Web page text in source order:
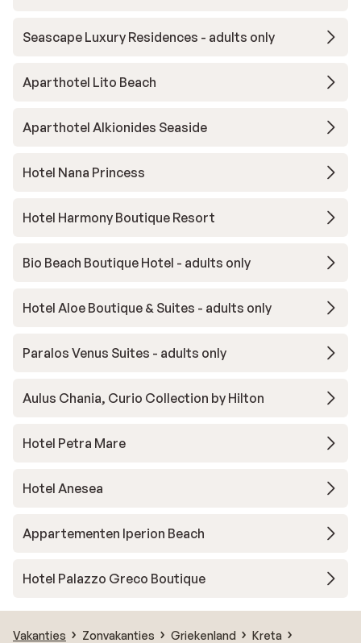
Seascape Luxury Residences - adults only
Aparthotel Lito Beach
Aparthotel Alkionides Seaside
Hotel Nana Princess
Hotel Harmony Boutique Resort
Bio Beach Boutique Hotel - adults only
Hotel Aloe Boutique & Suites - adults only
Paralos Venus Suites - adults only
Aulus Chania, Curio Collection by Hilton
Hotel Petra Mare
Hotel Anesea
Appartementen Iperion Beach
Hotel Palazzo Greco Boutique
Vakanties Zonvakanties Griekenland
Kreta